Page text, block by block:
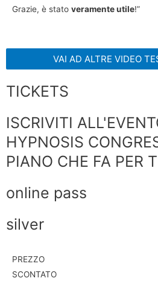
Grazie, è stato veramente utile!”
VAI AD ALTRE VIDEO
TICKETS
ISCRIVITI
HYPNOSIS
PIANO CHE FA PER
online pass
silver
PREZZO
SCONTATO